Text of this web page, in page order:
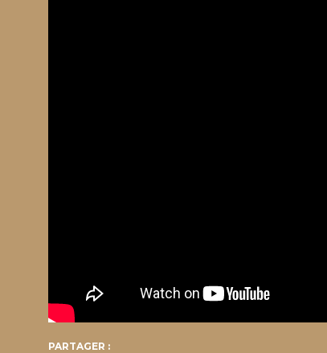
PARTAGER :